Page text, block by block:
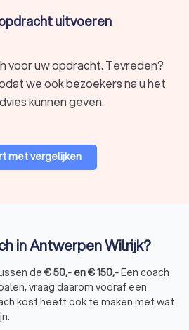
uitvoeren
voor uw opdracht. Tevreden?
we ook bezoekers na u het
kunnen geven.
met vergelijken
in Antwerpen Wilrijk?
de €50,- en€150,-Een coach
vraag daarom vooraf een
kost heeft ook te maken met wat